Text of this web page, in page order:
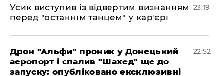
​Усик виступив із відвертим визнанням
перед "останнім танцем" у кар'єрі
23:19
​Дрон "Альфи" проник у Донецький
аеропорт і спалив "Шахед" ще до
запуску: опубліковано ексклюзивні
22:52